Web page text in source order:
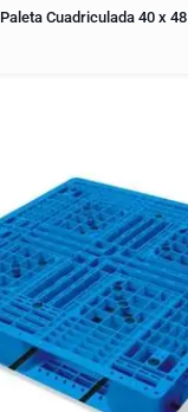
Paleta Cuadriculada 40 x 48